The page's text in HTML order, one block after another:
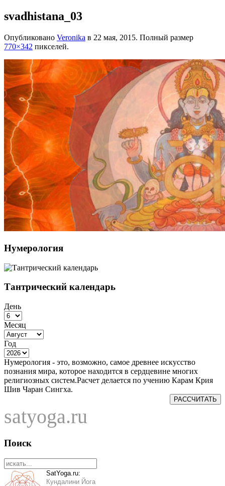
svadhistana_03
Опубликовано Veronika в 22 мая, 2015. Полный размер
770×342 пикселей.
Нумерология
Тантрический календарь
День
Месяц
Год
Нумерология - это, возможно, самое древнее искусство
познания мира, которое находится в сердцевине многих
религиозных систем.Расчет делается по учению Карам Крия
Шив Чаран Сингха.
РАССЧИТАТЬ
satyoga.ru
Поиск
SatYoga.ru:
Кундалини Йога